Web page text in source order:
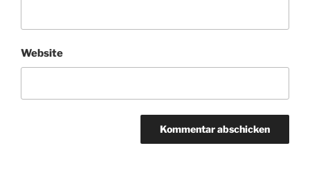
Website